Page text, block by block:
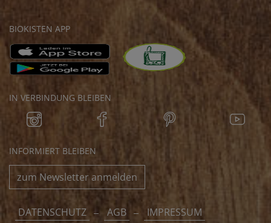
BIOKISTEN APP
IN VERBINDUNG BLEIBEN
INFORMIERT BLEIBEN
zum Newsletter anmelden
DATENSCHUTZ AGB IMPRESSUM